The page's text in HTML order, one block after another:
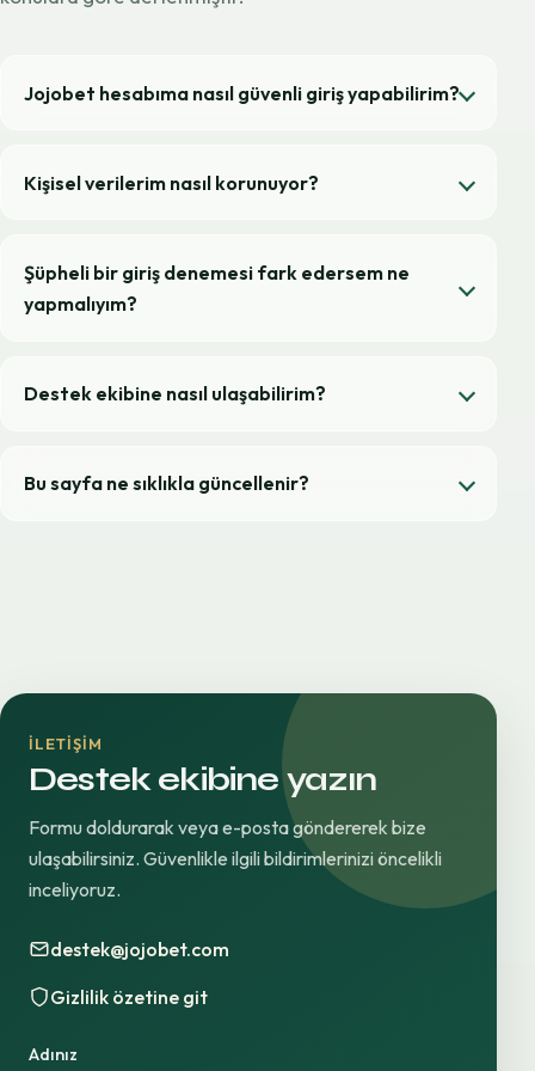
Jojobet hesabıma nasıl güvenli giriş yapabilirim?
Kişisel verilerim nasıl korunuyor?
Şüpheli bir giriş denemesi fark edersem ne
yapmalıyım?
Destek ekibine nasıl ulaşabilirim?
Bu sayfa ne sıklıkla güncellenir?
İLETIŞIM
Destek ekibine yazın
Formu doldurarak veya e-posta göndererek bize
ulaşabilirsiniz. Güvenlikle ilgili bildirimlerinizi öncelikli
inceliyoruz.
destek@jojobet.com
Gizlilik özetine git
Adınız